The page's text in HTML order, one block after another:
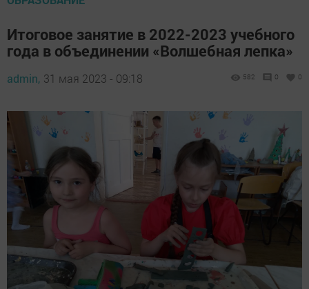
Итоговое занятие в 2022-2023 учебного
года в объединении «Волшебная лепка»
admin, 31 мая 2023 - 09:18 582 0 0